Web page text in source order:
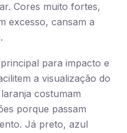
Cores muito fortes,
excesso, cansam a
para impacto e
a visualização do
costumam
porque passam
Já preto, azul